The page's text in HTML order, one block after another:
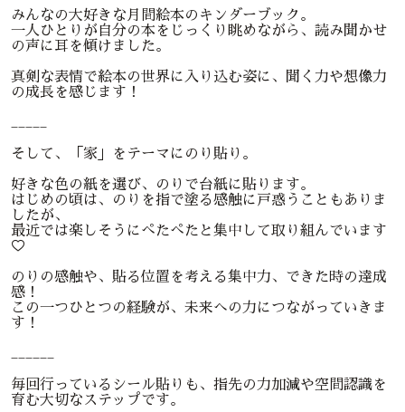
みんなの大好きな月間絵本のキンダーブック。
一人ひとりが自分の本をじっくり眺めながら、読み聞かせ
の声に耳を傾けました。
真剣な表情で絵本の世界に入り込む姿に、聞く力や想像力
の成長を感じます！
そして、「家」をテーマにのり貼り。
好きな色の紙を選び、のりで台紙に貼ります。
はじめの頃は、のりを指で塗る感触に戸惑うこともありま
したが、
最近では楽しそうにぺたぺたと集中して取り組んでいます
♡
のりの感触や、貼る位置を考える集中力、できた時の達成
感！
この一つひとつの経験が、未来への力につながっていきま
す！
毎回行っているシール貼りも、指先の力加減や空間認識を
育む大切なステップです。